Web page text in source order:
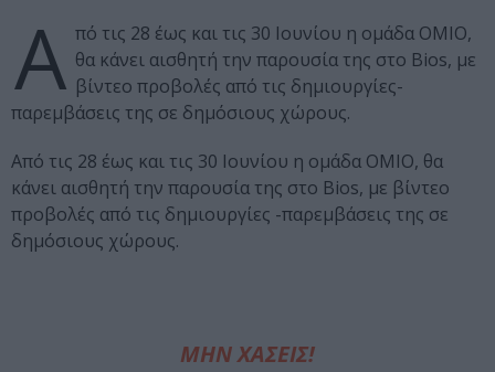
Α πό τις 28 έως και τις 30 Ιουνίου η ομάδα ΟΜΙΟ,
θα κάνει αισθητή την παρουσία της στο Bios, με
βίντεο προβολές από τις δημιουργίες-
παρεμβάσεις της σε δημόσιους χώρους.
Από τις 28 έως και τις 30 Ιουνίου η ομάδα ΟΜΙΟ, θα
κάνει αισθητή την παρουσία της στο Bios, με βίντεο
προβολές από τις δημιουργίες -παρεμβάσεις της σε
δημόσιους χώρους.
ΜΗΝ ΧΑΣΕΙΣ!